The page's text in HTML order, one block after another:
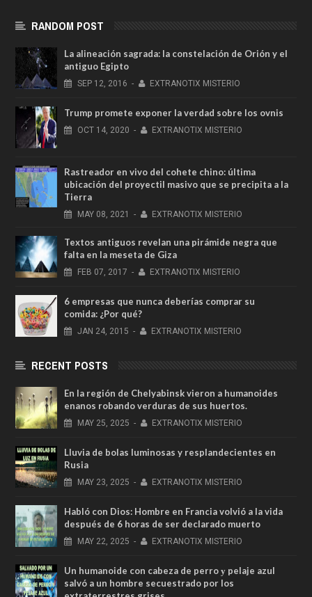
RANDOM POST
La alineación sagrada: la constelación de Orión y el
antiguo Egipto
SEP 12, 2016 - EXTRANOTIX MISTERIO
Trump promete exponer la verdad sobre los ovnis
OCT 14, 2020 - EXTRANOTIX MISTERIO
Rastreador en vivo del cohete chino: última
ubicación del proyectil masivo que se precipita a la
Tierra
MAY 08, 2021 - EXTRANOTIX MISTERIO
Textos antiguos revelan una pirámide negra que
falta en la meseta de Giza
FEB 07, 2017 - EXTRANOTIX MISTERIO
6 empresas que nunca deberías comprar su
comida: ¿Por qué?
JAN 24, 2015 - EXTRANOTIX MISTERIO
RECENT POSTS
En la región de Chelyabinsk vieron a humanoides
enanos robando verduras de sus huertos.
MAY 25, 2025 - EXTRANOTIX MISTERIO
Lluvia de bolas luminosas y resplandecientes en
Rusia
MAY 23, 2025 - EXTRANOTIX MISTERIO
Habló con Dios: Hombre en Francia volvió a la vida
después de 6 horas de ser declarado muerto
MAY 22, 2025 - EXTRANOTIX MISTERIO
Un humanoide con cabeza de perro у pelaje azul
salvó a un hombre secuestrado por los